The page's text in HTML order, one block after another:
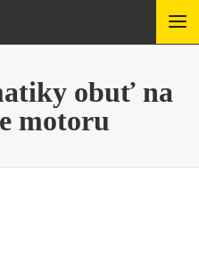
obuť na
motoru